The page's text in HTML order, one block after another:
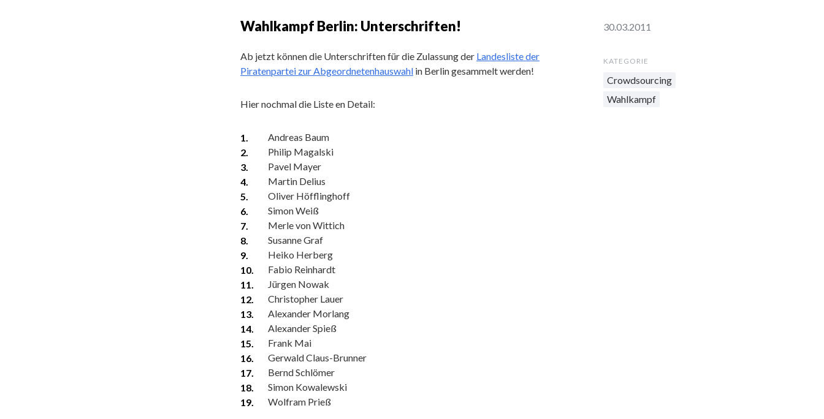
Wahlkampf Berlin: Unterschriften! 30.03.2011
KATEGORIE
Crowdsourcing
Wahlkampf
Ab jetzt können die Unterschriften für die Zulassung der Landesliste der
Piratenpartei zur Abgeordnetenhauswahl in Berlin gesammelt werden!
Hier nochmal die Liste en Detail:
Andreas Baum
Philip Magalski
Pavel Mayer
Martin Delius
Oliver Höfflinghoff
Simon Weiß
Merle von Wittich
Susanne Graf
Heiko Herberg
Fabio Reinhardt
Jürgen Nowak
Christopher Lauer
Alexander Morlang
Alexander Spieß
Frank Mai
Gerwald Claus-Brunner
Bernd Schlömer
Simon Kowalewski
Wolfram Prieß